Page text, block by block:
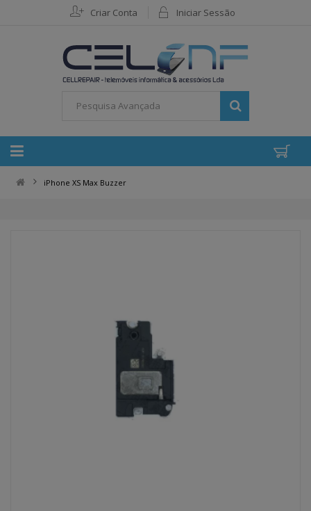
Criar Conta Iniciar Sessão
iPhone XS Max Buzzer